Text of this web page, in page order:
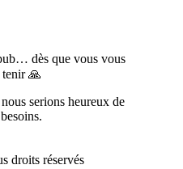
dès que vous vous
tenir 🙏
serions heureux de
droits réservés